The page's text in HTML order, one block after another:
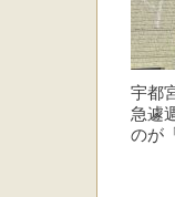
宇都
急遽
のが